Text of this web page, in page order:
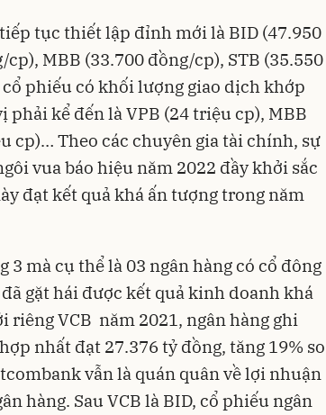
tục thiết lập đỉnh mới là BID (47.950
MBB (33.700 đồng/cp), STB (35.550
phiếu có khối lượng giao dịch khớp
kể đến là VPB (24 triệu cp), MBB
cp)… Theo các chuyên gia tài chính, sự
vua báo hiệu năm 2022 đầy khởi sắc
đạt kết quả khá ấn tượng trong năm
mà cụ thể là 03 ngân hàng có cổ đông
đã gặt hái được kết quả kinh doanh khá
riêng VCB năm 2021, ngân hàng ghi
nhất đạt 27.376 tỷ đồng, tăng 19% so
vẫn là quán quân về lợi nhuận
hàng. Sau VCB là BID, cổ phiếu ngân